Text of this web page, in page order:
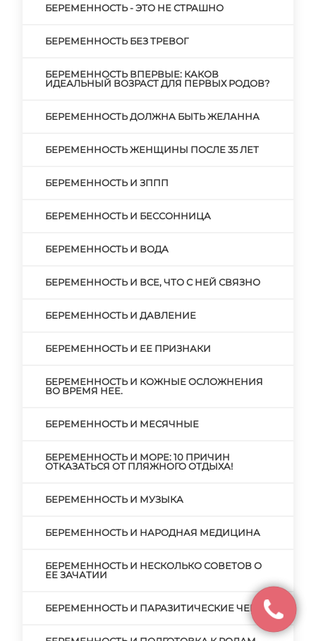
БЕРЕМЕННОСТЬ - ЭТО НЕ СТРАШНО
БЕРЕМЕННОСТЬ БЕЗ ТРЕВОГ
БЕРЕМЕННОСТЬ ВПЕРВЫЕ: КАКОВ
ИДЕАЛЬНЫЙ ВОЗРАСТ ДЛЯ ПЕРВЫХ РОДОВ?
БЕРЕМЕННОСТЬ ДОЛЖНА БЫТЬ ЖЕЛАННА
БЕРЕМЕННОСТЬ ЖЕНЩИНЫ ПОСЛЕ 35 ЛЕТ
БЕРЕМЕННОСТЬ И ЗППП
БЕРЕМЕННОСТЬ И БЕССОННИЦА
БЕРЕМЕННОСТЬ И ВОДА
БЕРЕМЕННОСТЬ И ВСЕ, ЧТО С НЕЙ СВЯЗНО
БЕРЕМЕННОСТЬ И ДАВЛЕНИЕ
БЕРЕМЕННОСТЬ И ЕЕ ПРИЗНАКИ
БЕРЕМЕННОСТЬ И КОЖНЫЕ ОСЛОЖНЕНИЯ
ВО ВРЕМЯ НЕЕ.
БЕРЕМЕННОСТЬ И МЕСЯЧНЫЕ
БЕРЕМЕННОСТЬ И МОРЕ: 10 ПРИЧИН
ОТКАЗАТЬСЯ ОТ ПЛЯЖНОГО ОТДЫХА!
БЕРЕМЕННОСТЬ И МУЗЫКА
БЕРЕМЕННОСТЬ И НАРОДНАЯ МЕДИЦИНА
БЕРЕМЕННОСТЬ И НЕСКОЛЬКО СОВЕТОВ О
ЕЕ ЗАЧАТИИ
БЕРЕМЕННОСТЬ И ПАРАЗИТИЧЕСКИЕ ЧЕРВИ